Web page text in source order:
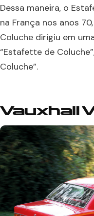
Dessa maneira, o
na França nos anos
Coluche dirigiu em
“Estafette de
Coluche”.
Vauxhall